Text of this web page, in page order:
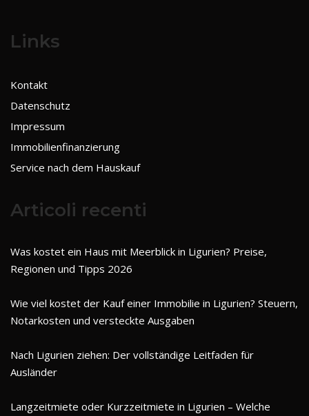
Links
Kontakt
Datenschutz
Impressum
Immobilienfinanzierung
Service nach dem Hauskauf
Articoli recenti
Was kostet ein Haus mit Meerblick in Ligurien? Preise,
Regionen und Tipps 2026
Wie viel kostet der Kauf einer Immobilie in Ligurien? Steuern,
Notarkosten und versteckte Ausgaben
Nach Ligurien ziehen: Der vollständige Leitfaden für
Ausländer
Langzeitmiete oder Kurzzeitmiete in Ligurien – Welche